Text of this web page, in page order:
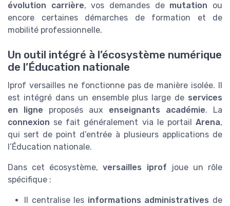
évolution carrière, vos demandes de mutation ou
encore certaines démarches de formation et de
mobilité professionnelle.
Un outil intégré à l’écosystème numérique
de l’Éducation nationale
Iprof versailles ne fonctionne pas de manière isolée. Il
est intégré dans un ensemble plus large de services
en ligne proposés aux enseignants académie. La
connexion se fait généralement via le portail Arena,
qui sert de point d’entrée à plusieurs applications de
l’Éducation nationale.
Dans cet écosystème,versailles iprof joue un rôle
spécifique :
Il centralise les informations administratives de